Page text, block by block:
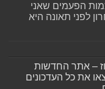
הפעמים שאני
לפני תאונה היא
– אתר החדשות
את כל העדכונים